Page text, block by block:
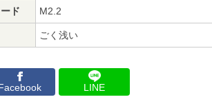
ド M2.2
ごく浅い
Facebook LINE